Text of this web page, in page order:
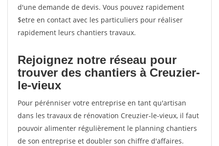
d'une demande de devis. Vous pouvez rapidement
$etre en contact avec les particuliers pour réaliser
rapidement leurs chantiers travaux.
Rejoignez notre réseau pour
trouver des chantiers à Creuzier-
le-vieux
Pour pérénniser votre entreprise en tant qu'artisan
dans les travaux de rénovation Creuzier-le-vieux, il faut
pouvoir alimenter régulièrement le planning chantiers
de son entreprise et doubler son chiffre d'affaires.